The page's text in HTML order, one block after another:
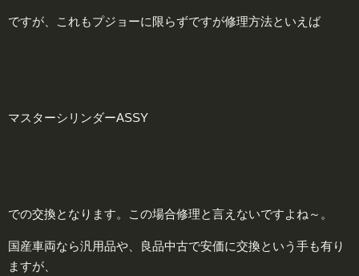
ですが、これもプジョーに限らずですが修理方法といえば
マスターシリンダーASSY
での交換となります。この場合修理と言えないですよね～。
国産車両なら汎用品や、良品中古で安価に交換という手も有り
ますが、